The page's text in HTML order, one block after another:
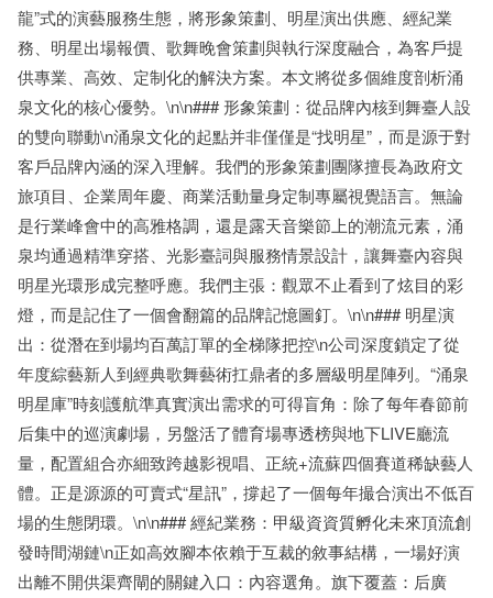
龍”式的演藝服務生態，將形象策劃、明星演出供應、經紀業
務、明星出場報價、歌舞晚會策劃與執行深度融合，為客戶提
供專業、高效、定制化的解決方案。本文將從多個維度剖析涌
泉文化的核心優勢。\n\n### 形象策劃：從品牌內核到舞臺人設
的雙向聯動\n涌泉文化的起點并非僅僅是“找明星”，而是源于對
客戶品牌內涵的深入理解。我們的形象策劃團隊擅長為政府文
旅項目、企業周年慶、商業活動量身定制專屬視覺語言。無論
是行業峰會中的高雅格調，還是露天音樂節上的潮流元素，涌
泉均通過精準穿搭、光影臺詞與服務情景設計，讓舞臺內容與
明星光環形成完整呼應。我們主張：觀眾不止看到了炫目的彩
燈，而是記住了一個會翻篇的品牌記憶圖釘。\n\n### 明星演
出：從潛在到場均百萬訂單的全梯隊把控\n公司深度鎖定了從
年度綜藝新人到經典歌舞藝術扛鼎者的多層級明星陣列。“涌泉
明星庫”時刻護航準真實演出需求的可得盲角：除了每年春節前
后集中的巡演劇場，另盤活了體育場專透榜與地下LIVE廳流
量，配置組合亦細致跨越影視唱、正統+流蘇四個賽道稀缺藝人
體。正是源源的可賣式“星訊”，撐起了一個每年撮合演出不低百
場的生態閉環。\n\n### 經紀業務：甲級資資質孵化未來頂流創
發時間湖鏈\n正如高效腳本依賴于互裁的敘事結構，一場好演
出離不開供渠齊閘的關鍵入口：內容選角。旗下覆蓋：后廣